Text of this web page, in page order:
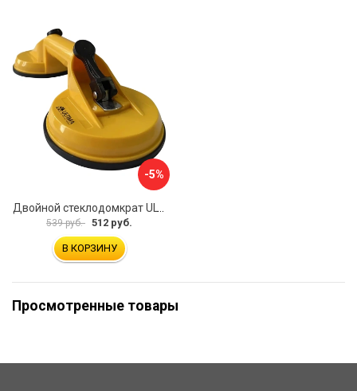
-5%
Двойной стеклодомкрат ULTIMA 2
539 руб. 512 руб.
В КОРЗИНУ
Просмотренные товары